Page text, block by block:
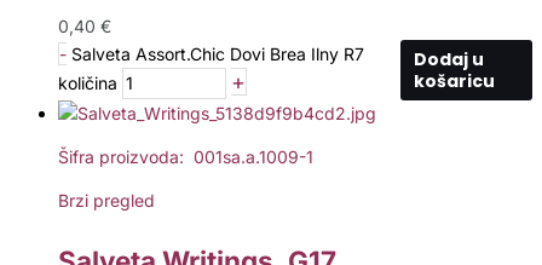
0,40 €
- Salveta Assort.Chic Dovi Brea Ilny R7
količina
+
Dodaj u
košaricu
Šifra proizvoda: 001sa.a.1009-1
Brzi pregled